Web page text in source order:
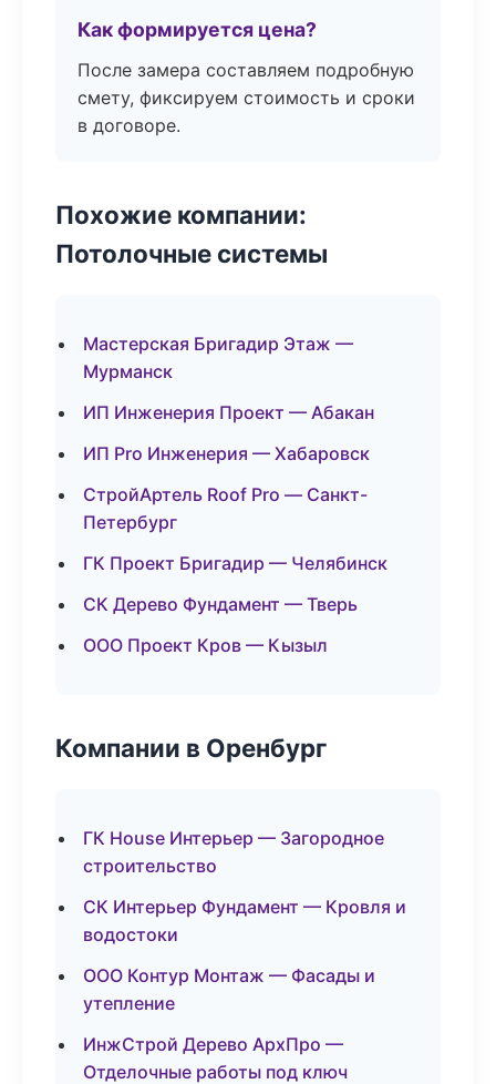
Как формируется цена?
После замера составляем подробную
смету, фиксируем стоимость и сроки
в договоре.
Похожие компании:
Потолочные системы
Мастерская Бригадир Этаж —
Мурманск
ИП Инженерия Проект — Абакан
ИП Pro Инженерия — Хабаровск
СтройАртель Roof Pro — Санкт-
Петербург
ГК Проект Бригадир — Челябинск
СК Дерево Фундамент — Тверь
ООО Проект Кров — Кызыл
Компании в Оренбург
ГК House Интерьер — Загородное
строительство
СК Интерьер Фундамент — Кровля и
водостоки
ООО Контур Монтаж — Фасады и
утепление
ИнжСтрой Дерево АрхПро —
Отделочные работы под ключ